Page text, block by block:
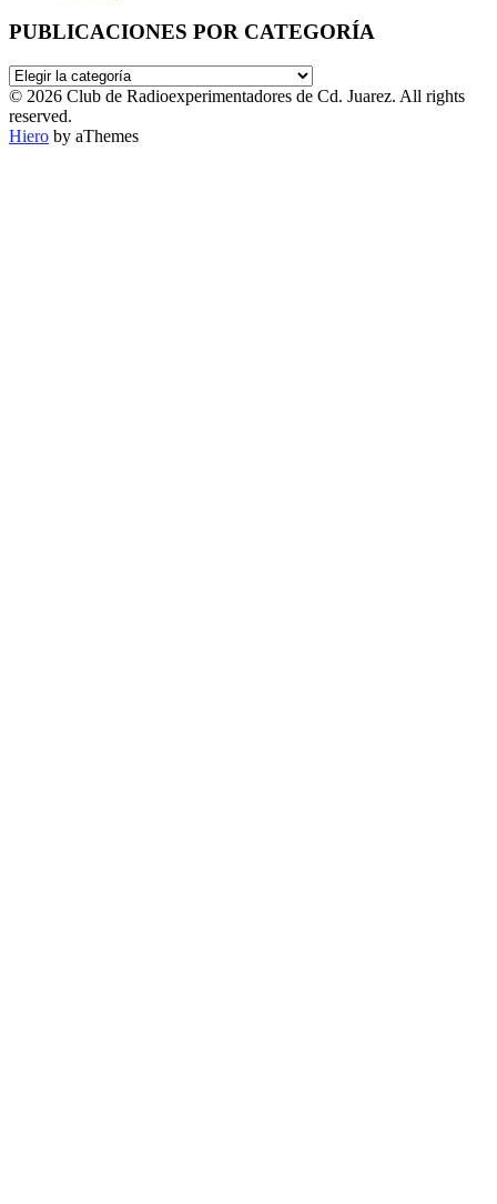
PUBLICACIONES POR CATEGORÍA
PUBLICACIONES
POR
CATEGORÍA
© 2026 Club de Radioexperimentadores de Cd. Juarez. All rights
reserved.
Hiero by aThemes